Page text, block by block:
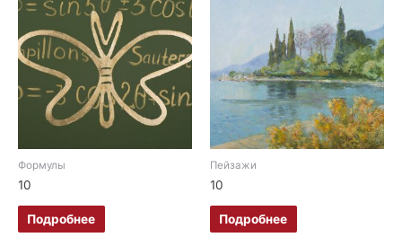
Формулы
10
Подробнее
Пейзажи
10
Подробнее